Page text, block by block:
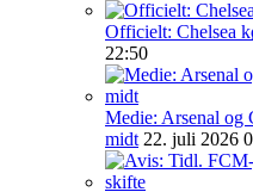
Officielt: Chelsea
22:50
Medie: Arsenal og
midt 22. juli 2026